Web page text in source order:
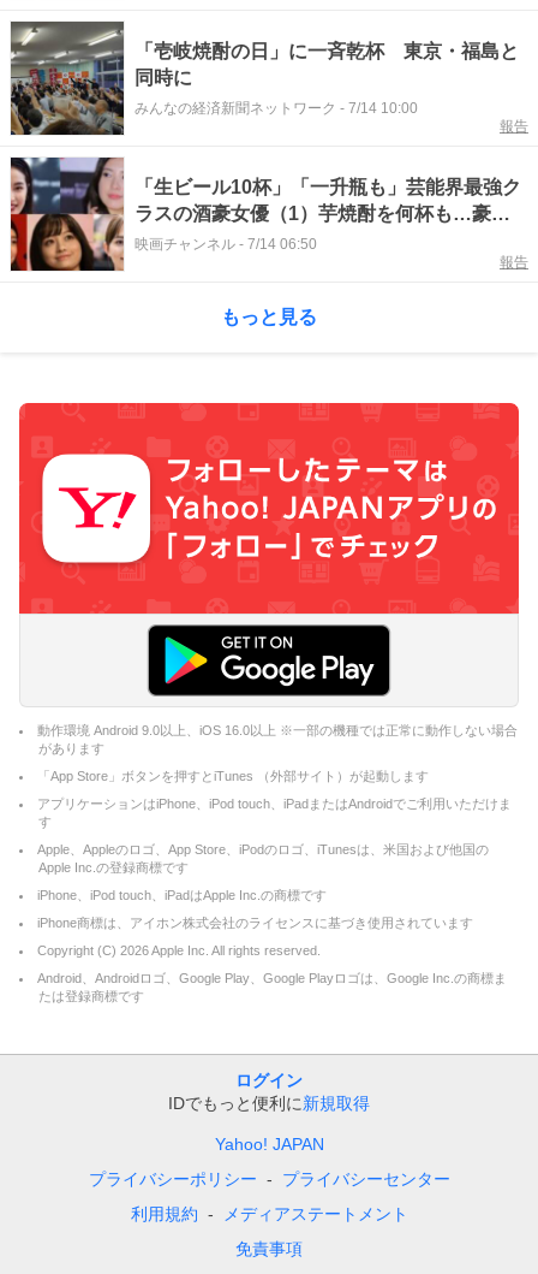
「壱岐焼酎の日」に一斉乾杯 東京・福島と
同時に
みんなの経済新聞ネットワーク - 7/14 10:00
報告
「生ビール10杯」「一升瓶も」芸能界最強ク
ラスの酒豪女優（1）芋焼酎を何杯も…豪快
な飲みっぷりが語り草に
映画チャンネル - 7/14 06:50
報告
もっと見る
動作環境 Android 9.0以上、iOS 16.0以上 ※一部の機種では正常に動作しない場合
があります
「App Store」ボタンを押すとiTunes （外部サイト）が起動します
アプリケーションはiPhone、iPod touch、iPadまたはAndroidでご利用いただけま
す
Apple、Appleのロゴ、App Store、iPodのロゴ、iTunesは、米国および他国の
Apple Inc.の登録商標です
iPhone、iPod touch、iPadはApple Inc.の商標です
iPhone商標は、アイホン株式会社のライセンスに基づき使用されています
Copyright (C) 2026Apple Inc. All rights reserved.
Android、Androidロゴ、Google Play、Google Playロゴは、Google Inc.の商標ま
たは登録商標です
ログイン
IDでもっと便利に新規取得
Yahoo! JAPAN
プライバシーポリシー
プライバシーセンター
利用規約
メディアステートメント
免責事項